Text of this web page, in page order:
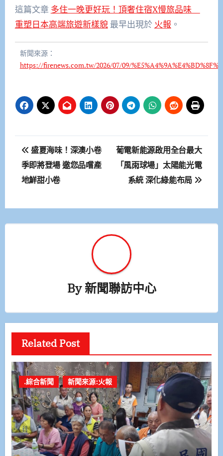
這篇文章 多住一晚更好玩！頂奢住宿X慢旅品味
重塑日本高端旅遊新樣貌最早出現於 火報 。
新聞來源：
https://firenews.com.tw/2026/07/09/
文
章
導
覽
盛夏海味！深澳小卷
季即將登場 邀您品嚐產
地鮮甜小卷
葡電新能源啟用全台最大
「風雨球場」太陽能光電
系統 深化綠能布局
By新聞聯訪中心
Related Post
.綜合新聞 新聞來源:火報